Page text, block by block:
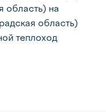
область) на
область)
теплоход